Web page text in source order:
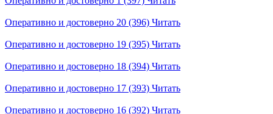
Оперативно и достоверно 20 (396) Читать
Оперативно и достоверно 19 (395) Читать
Оперативно и достоверно 18 (394) Читать
Оперативно и достоверно 17 (393) Читать
Оперативно и достоверно 16 (392) Читать